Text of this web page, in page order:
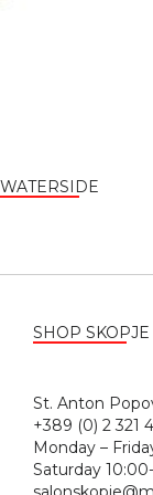
WATERSIDE
SHOP SKOPJE
St.
+389 (0) 2 321
Monday –
Saturday